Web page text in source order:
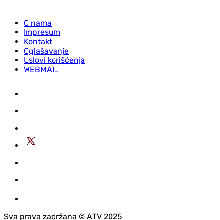
O nama
Impresum
Kontakt
Oglašavanje
Uslovi korišćenja
WEBMAIL
Sva prava zadržana © АTV 2025